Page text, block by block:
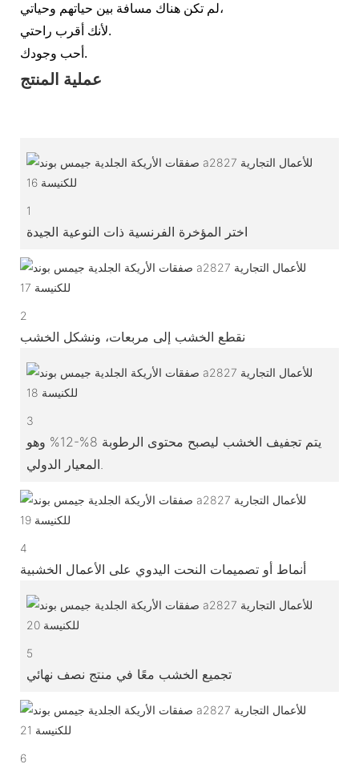
لم تكن هناك مسافة بين حياتهم وحياتي،
لأنك أقرب راحتي.
أحب وجودك.
عملية المنتج
1
اختر المؤخرة الفرنسية ذات النوعية الجيدة
2
نقطع الخشب إلى مربعات، ونشكل الخشب
3
يتم تجفيف الخشب ليصبح محتوى الرطوبة 8%-12% وهو
4
أنماط أو تصميمات النحت اليدوي على الأعمال الخشبية
5
تجميع الخشب معًا في منتج نصف نهائي
6